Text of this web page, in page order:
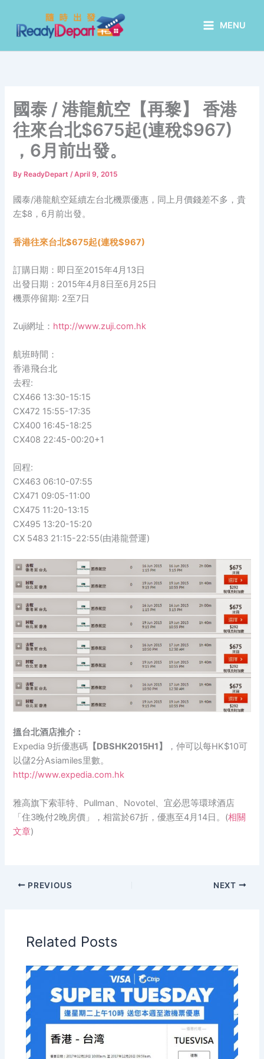
content
MENU
國泰 / 港龍航空【再黎】 香港
往來台北$675起(連稅$967)
，6月前出發。
By ReadyDepart/April 9, 2015
國泰/港龍航空延續左台北機票優惠，同上月價錢差不多，貴
左$8，6月前出發。
香港往來台北$675起(連稅$967)
訂購日期：即日至2015年4月13日
出發日期：2015年4月8日至6月25日
機票停留期: 2至7日
Zuji網址： http://www.zuji.com.hk
航班時間：
香港飛台北
去程:
CX466 13:30-15:15
CX472 15:55-17:35
CX400 16:45-18:25
CX408 22:45-00:20+1
回程:
CX463 06:10-07:55
CX471 09:05-11:00
CX475 11:20-13:15
CX495 13:20-15:20
CX 5483 21:15-22:55(由港龍營運)
搵台北酒店推介：
Expedia 9折優惠碼 【DBSHK2015H1】
，仲可以每HK$10可
以儲2分Asiamiles里數。
http://www.expedia.com.hk
雅高旗下索菲特、Pullman、Novotel、宜必思等環球酒店
「住3晚付2晚房價」，相當於67折，優惠至4月14日。(相關
文章)
PREVIOUS NEXT
Related Posts